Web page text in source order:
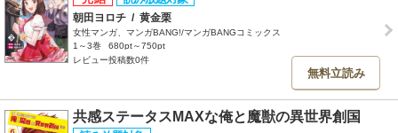
朝田ヨロチ / 黄金栗
女性マンガ、マンガBANG!/マンガBANGコミックス
1～3巻
680pt～750pt
レビュー投稿数0件
無料立読み
共感ステータスMAXな俺と魔獣の異世界創国